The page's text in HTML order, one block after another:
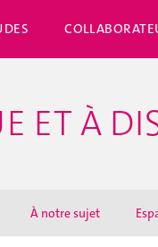
ET À
À notre sujet